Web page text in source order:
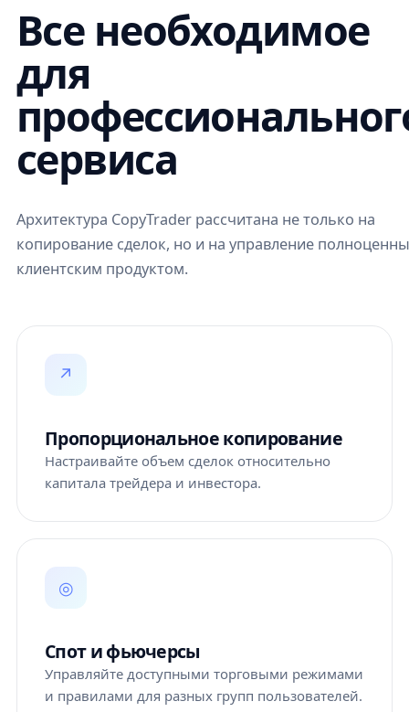
Все необходимое
для
сервиса
Архитектура CopyTrader рассчитана не только на
копирование сделок, но и на управление
клиентским продуктом.
↗
Пропорциональное копирование
Настраивайте объем сделок относительно
капитала трейдера и инвестора.
◎
Спот и фьючерсы
Управляйте доступными торговыми режимами
и правилами для разных групп пользователей.